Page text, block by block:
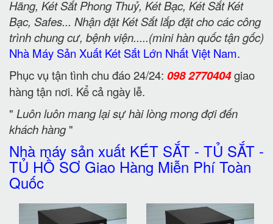
Hãng, Két Sắt Phong Thuỷ, Két Bạc, Két Sắt Két
Bạc, Safes... Nhận đặt Két Sắt lắp đặt cho các công
trình chung cư, bệnh viện.....(mini hàn quốc tận gốc)
Nhà Máy Sản Xuất Két Sắt Lớn Nhất Việt Nam.
Phục vụ tận tình chu đáo 24/24: 098 2770404giao
hàng tận nơi. Kể cả ngày lễ.
" Luôn luôn mang lại sự hài lòng mong đợi đến
khách hàng"
Nhà máy sản xuất KÉT SẮT - TỦ SẮT -
TỦ HỒ SƠ Giao Hàng Miễn Phí Toàn
Quốc